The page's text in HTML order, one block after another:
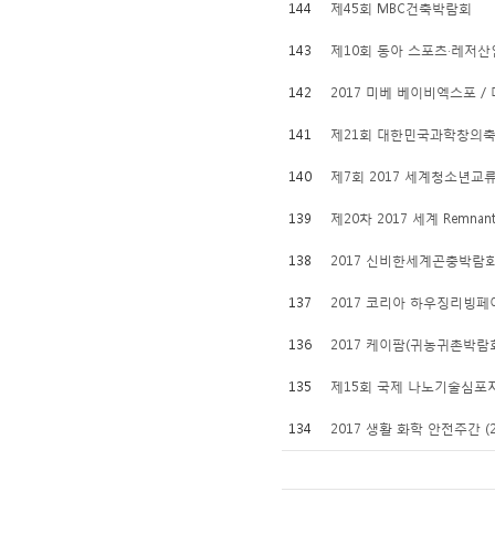
144 제45회 MBC건축박람회
143 제10회 동아 스포츠·레저산
142 2017 미베 베이비엑스포 /
141 제21회 대한민국과학창의
140 제7회 2017 세계청소년교
139 제20차 2017 세계
138 2017 신비한세계곤충박람
137 2017 코리아 하우징리빙페
136 2017 케이팜(귀농귀촌박
135 제15회 국제 나노기술심포
134 2017 생활 화학 안전주간